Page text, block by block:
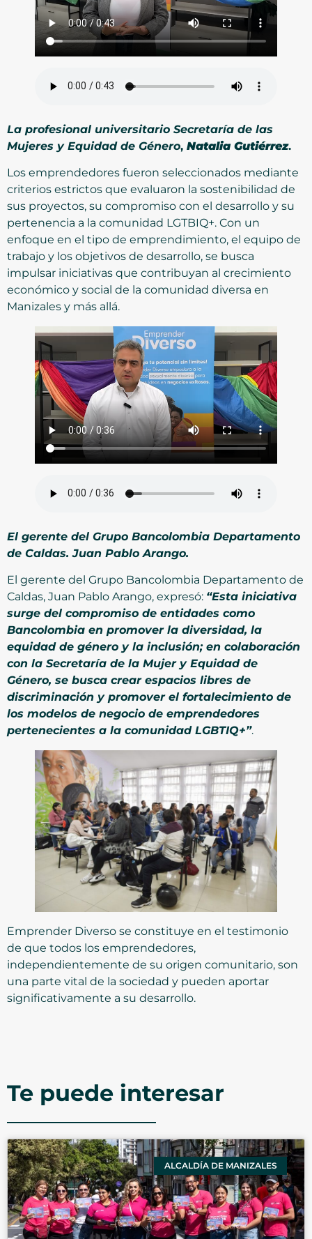
La profesional universitario Secretaría de las
Mujeres y Equidad de Género, Natalia Gutiérrez.
Los emprendedores fueron seleccionados mediante
criterios estrictos que evaluaron la sostenibilidad de
sus proyectos, su compromiso con el desarrollo y su
pertenencia a la comunidad LGTBIQ+. Con un
enfoque en el tipo de emprendimiento, el equipo de
trabajo y los objetivos de desarrollo, se busca
impulsar iniciativas que contribuyan al crecimiento
económico y social de la comunidad diversa en
Manizales y más allá.
El gerente del Grupo Bancolombia Departamento
de Caldas. Juan Pablo Arango.
El gerente del Grupo Bancolombia Departamento de
Caldas, Juan Pablo Arango, expresó: “Esta iniciativa
surge del compromiso de entidades como
Bancolombia en promover la diversidad, la
equidad de género y la inclusión; en colaboración
con la Secretaría de la Mujer y Equidad de
Género, se busca crear espacios libres de
discriminación y promover el fortalecimiento de
los modelos de negocio de emprendedores
pertenecientes a la comunidad LGBTIQ+”.
Emprender Diverso se constituye en el testimonio
de que todos los emprendedores,
independientemente de su origen comunitario, son
una parte vital de la sociedad y pueden aportar
significativamente a su desarrollo.
Te puede interesar
ALCALDÍA DE MANIZALES